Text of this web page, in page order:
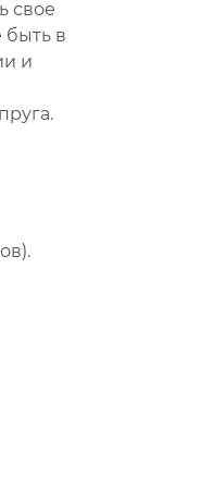
свое
быть в
и